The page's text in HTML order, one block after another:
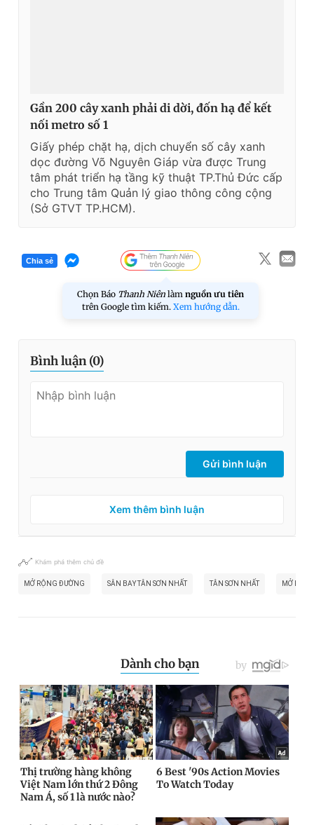
Gần 200 cây xanh phải di dời, đốn hạ để kết
nối metro số 1
Giấy phép chặt hạ, dịch chuyển số cây xanh
dọc đường Võ Nguyên Giáp vừa được Trung
tâm phát triển hạ tầng kỹ thuật TP.Thủ Đức cấp
cho Trung tâm Quản lý giao thông công cộng
(Sở GTVT TP.HCM).
Chia sẻ
Chọn Báo Thanh Niên làm nguồn ưu tiên
trên Google tìm kiếm. Xem hướng dẫn.
Bình luận (0)
Gửi bình luận
Xem thêm bình luận
Khám phá thêm chủ đề
MỞ RỘNG ĐƯỜNG SÂN BAY TÂN SƠN NHẤT TÂN SƠN NHẤT MỞ